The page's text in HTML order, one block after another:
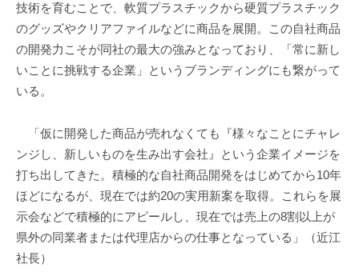
技術を育むことで、軟質プラスチックから硬質プラスチック
のグッズやクリアファイルなどに商品を展開。この自社商品
の開発力こそが同社の最大の強みとなっており、「常に新し
いことに挑戦する企業」というブランディングにも繋がって
いる。
「仮に開発した商品が売れなくても『様々なことにチャレ
ンジし、新しいものを生み出す会社』という企業イメージを
打ち出してきた。積極的な自社商品開発をはじめてから10年
ほどになるが、現在では約20の実用新案を取得。これらを展
示会などで積極的にアピールし、現在では売上の8割以上が
県外の同業者または代理店からの仕事となっている」（近江
社長）